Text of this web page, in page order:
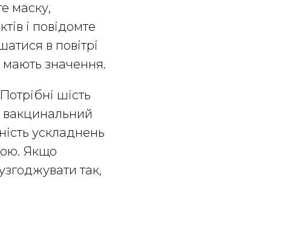
маску,
і повідомте
в повітрі
мають значення.
шість
вакцинальний
ускладнень
Якщо
так,